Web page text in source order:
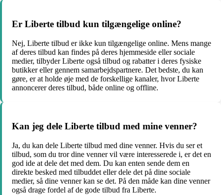
Er Liberte tilbud kun tilgængelige online?
Nej, Liberte tilbud er ikke kun tilgængelige online. Mens mange
af deres tilbud kan findes på deres hjemmeside eller sociale
medier, tilbyder Liberte også tilbud og rabatter i deres fysiske
butikker eller gennem samarbejdspartnere. Det bedste, du kan
gøre, er at holde øje med de forskellige kanaler, hvor Liberte
annoncerer deres tilbud, både online og offline.
Kan jeg dele Liberte tilbud med mine venner?
Ja, du kan dele Liberte tilbud med dine venner. Hvis du ser et
tilbud, som du tror dine venner vil være interesserede i, er det en
god ide at dele det med dem. Du kan enten sende dem en
direkte besked med tilbuddet eller dele det på dine sociale
medier, så dine venner kan se det. På den måde kan dine venner
også drage fordel af de gode tilbud fra Liberte.